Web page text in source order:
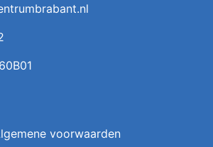
voorwaarden